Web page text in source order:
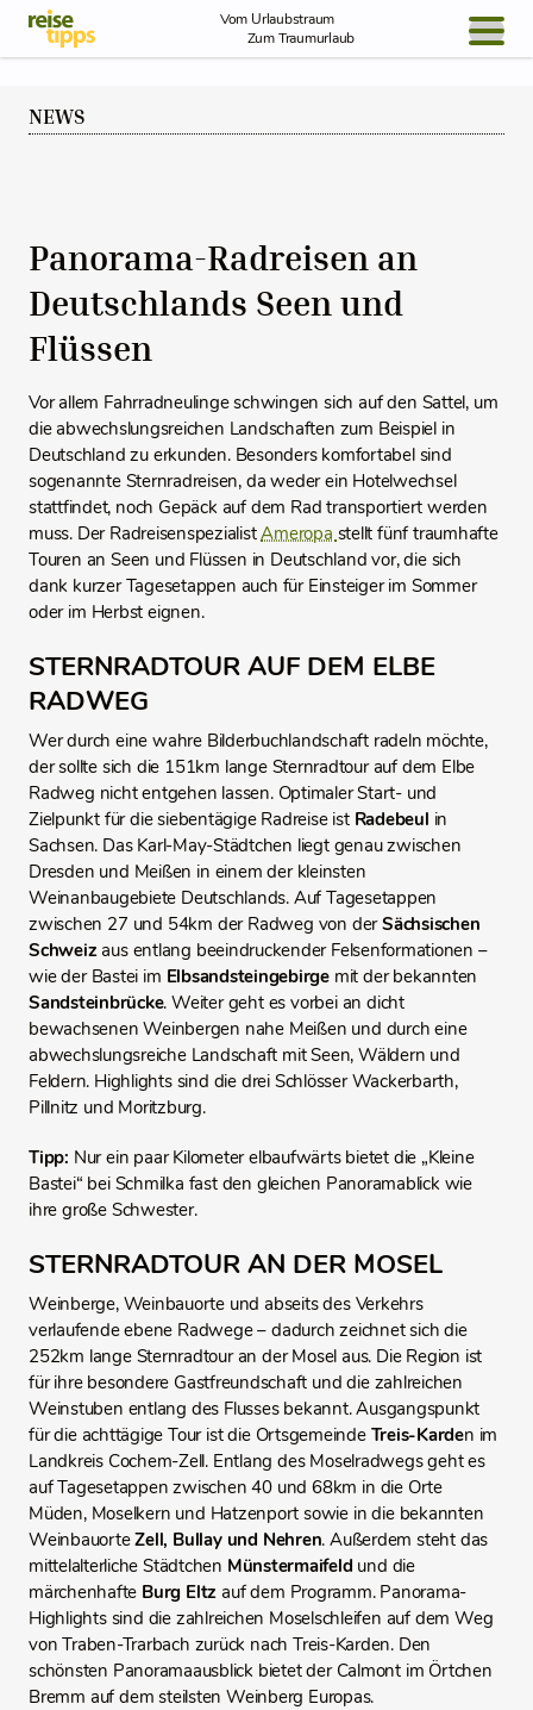
Skip to Content
Vom Urlaubstraum
Zum Traumurlaub
NEWS
Panorama-Radreisen an
Deutschlands Seen und
Flüssen
Vor allem Fahrradneulinge schwingen sich auf den Sattel, um
die abwechslungsreichen Landschaften zum Beispiel in
Deutschland zu erkunden. Besonders komfortabel sind
sogenannte Sternradreisen, da weder ein Hotelwechsel
stattfindet, noch Gepäck auf dem Rad transportiert werden
muss. Der RadreisenspezialistAmeropastellt fünf traumhafte
Touren an Seen und Flüssen in Deutschland vor, die sich
dank kurzer Tagesetappen auch für Einsteiger im Sommer
oder im Herbst eignen.
STERNRADTOUR AUF DEM ELBE
RADWEG
Wer durch eine wahre Bilderbuchlandschaft radeln möchte,
der sollte sich die 151km lange Sternradtour auf dem Elbe
Radweg nicht entgehen lassen. Optimaler Start- und
Zielpunkt für die siebentägige Radreise ist Radebeul in
Sachsen. Das Karl-May-Städtchen liegt genau zwischen
Dresden und Meißen in einem der kleinsten
Weinanbaugebiete Deutschlands. Auf Tagesetappen
zwischen 27 und 54km der Radweg von derSächsischen
Schweizaus entlang beeindruckender Felsenformationen –
wie der Bastei im Elbsandsteingebirgemit der bekannten
Sandsteinbrücke. Weiter geht es vorbei an dicht
bewachsenen Weinbergen nahe Meißen und durch eine
abwechslungsreiche Landschaft mit Seen, Wäldern und
Feldern. Highlights sind die drei Schlösser Wackerbarth,
Pillnitz und Moritzburg.
Tipp: Nur ein paar Kilometer elbaufwärts bietet die „Kleine
Bastei“ bei Schmilka fast den gleichen Panoramablick wie
ihre große Schwester.
STERNRADTOUR AN DER MOSEL
Weinberge, Weinbauorte und abseits des Verkehrs
verlaufende ebene Radwege – dadurch zeichnet sich die
252km lange Sternradtour an der Mosel aus. Die Region ist
für ihre besondere Gastfreundschaft und die zahlreichen
Weinstuben entlang des Flusses bekannt. Ausgangspunkt
für die achttägige Tour ist die Ortsgemeinde Treis-Karden im
Landkreis Cochem-Zell. Entlang des Moselradwegs geht es
auf Tagesetappen zwischen 40 und 68km in die Orte
Müden, Moselkern und Hatzenport sowie in die bekannten
WeinbauorteZell, Bullay und Nehren. Außerdem steht das
mittelalterliche Städtchen Münstermaifeld und die
märchenhafte Burg Eltz auf dem Programm. Panorama-
Highlights sind die zahlreichen Moselschleifen auf dem Weg
von Traben-Trarbach zurück nach Treis-Karden. Den
schönsten Panoramaausblick bietet der Calmont im Örtchen
Bremm auf dem steilsten Weinberg Europas.